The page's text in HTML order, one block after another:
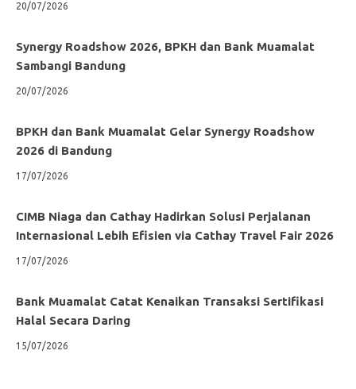
20/07/2026
Synergy Roadshow 2026, BPKH dan Bank Muamalat
Sambangi Bandung
20/07/2026
BPKH dan Bank Muamalat Gelar Synergy Roadshow
2026 di Bandung
17/07/2026
CIMB Niaga dan Cathay Hadirkan Solusi Perjalanan
Internasional Lebih Efisien via Cathay Travel Fair 2026
17/07/2026
Bank Muamalat Catat Kenaikan Transaksi Sertifikasi
Halal Secara Daring
15/07/2026